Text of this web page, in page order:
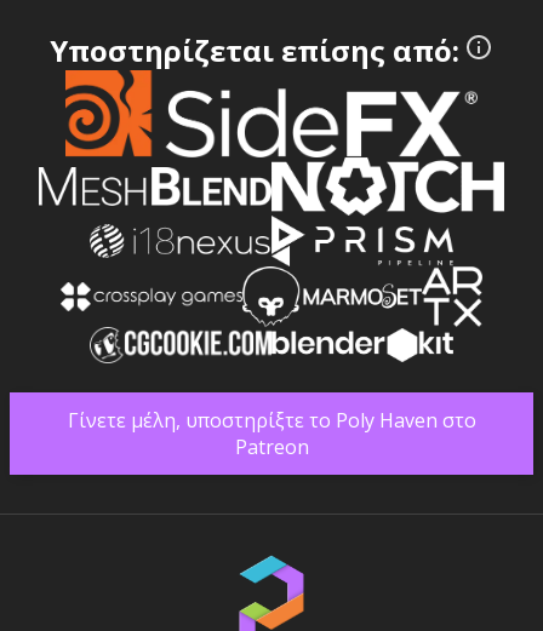
Υποστηρίζεται επίσης από:
Γίνετε μέλη, υποστηρίξτε το Poly Haven στο
Patreon